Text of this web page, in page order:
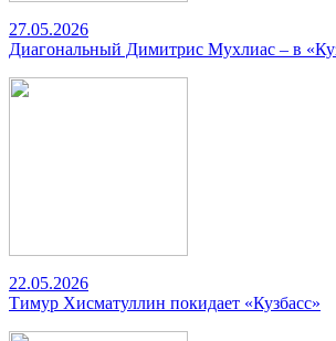
27.05.2026
Диагональный Димитрис Мухлиас – в
22.05.2026
Тимур Хисматуллин покидает «Кузбасс»